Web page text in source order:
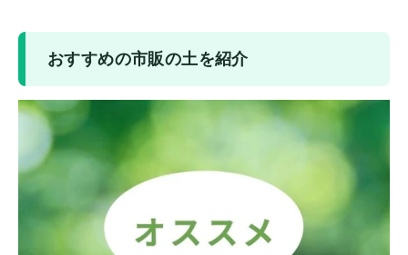
おすすめの市販の土を紹介